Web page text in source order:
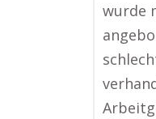
wurde